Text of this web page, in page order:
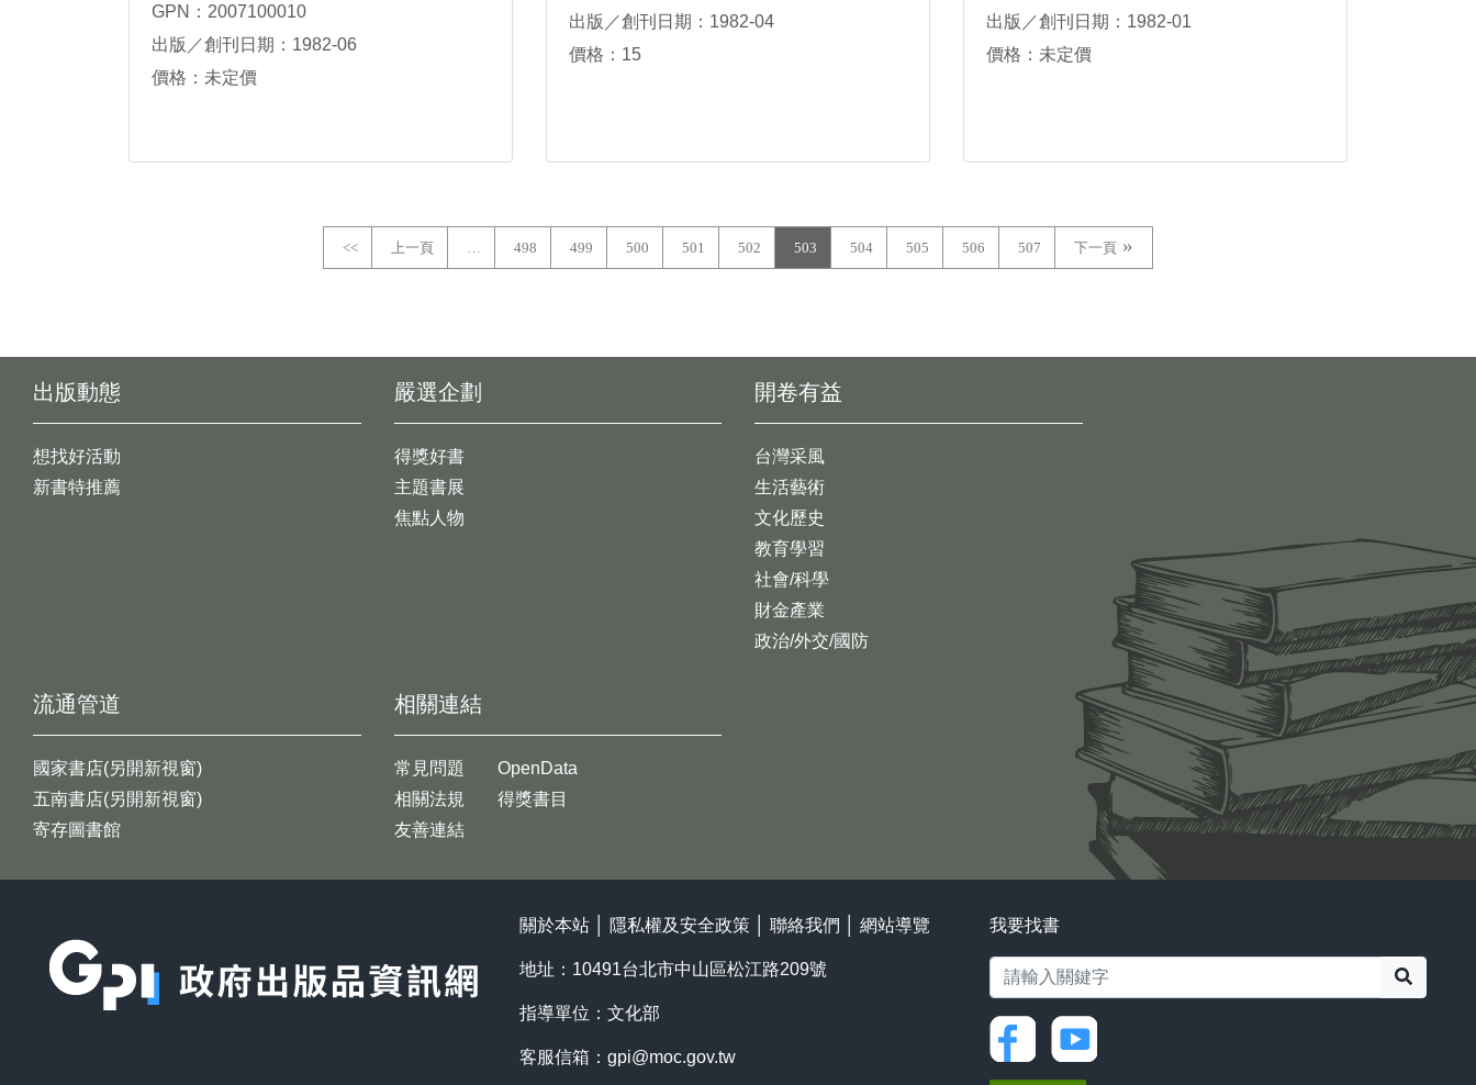
GPN：2007100010
出版／創刊日期：1982-06
價格：未定價
出版／創刊日期：1982-04
價格：15
出版／創刊日期：1982-01
價格：未定價
<< 上一頁 … 498 499 500 501 502 503 504 505 506 507 下一頁
出版動態
想找好活動
新書特推薦
開卷有益
台灣采風
生活藝術
文化歷史
教育學習
社會/科學
財金產業
政治/外交/國防
嚴選企劃
得獎好書
主題書展
焦點人物
流通管道
國家書店(另開新視窗)
五南書店(另開新視窗)
寄存圖書館
相關連結
常見問題
相關法規
友善連結
OpenData
得獎書目
關於本站 隱私權及安全政策 聯絡我們 網站導覽
地址：10491台北市中山區松江路209號
指導單位：文化部
客服信箱： gpi@moc.gov.tw
我要找書